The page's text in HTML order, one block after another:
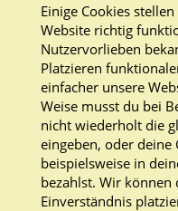
Einige Cookies
Website richtig
Nutzervorlieben
Platzieren
einfacher unsere
Weise musst du bei
nicht wiederholt die
eingeben, oder deine
beispielsweise in
bezahlst. Wir können
Einverständnis